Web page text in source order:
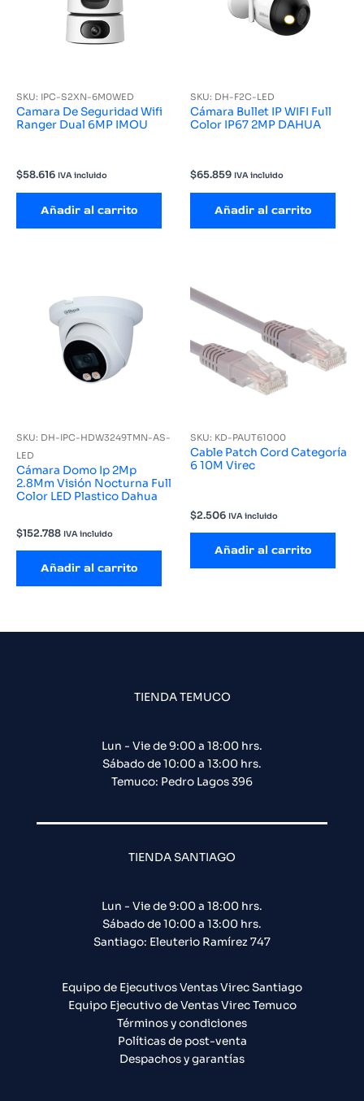
SKU: IPC-S2XN-6M0WED
Camara De Seguridad Wifi
Ranger Dual 6MP IMOU
$58.616 IVA incluido
Añadir al carrito
SKU: DH-F2C-LED
Cámara Bullet IP WIFI Full
Color IP67 2MP DAHUA
$65.859 IVA incluido
Añadir al carrito
SKU: DH-IPC-HDW3249TMN-AS-
LED
Cámara Domo Ip 2Mp
2.8Mm Visión Nocturna Full
Color LED Plastico Dahua
$152.788 IVA incluido
Añadir al carrito
SKU: KD-PAUT61000
Cable Patch Cord Categoría
6 10M Virec
$2.506 IVA incluido
Añadir al carrito
TIENDA TEMUCO
Lun - Vie de 9:00 a 18:00 hrs.
Sábado de 10:00 a 13:00 hrs.
Temuco: Pedro Lagos 396
TIENDA SANTIAGO
Lun - Vie de 9:00 a 18:00 hrs.
Sábado de 10:00 a 13:00 hrs.
Santiago: Eleuterio Ramírez 747​
Equipo de Ejecutivos Ventas Virec Santiago
Equipo Ejecutivo de Ventas Virec Temuco
Términos y condiciones
Políticas de post-venta
Despachos y garantías